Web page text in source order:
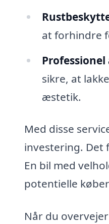
at forhindre
sikre, at
æstetik.
Med disse
investering. Det
En bil med
potentielle
Når du